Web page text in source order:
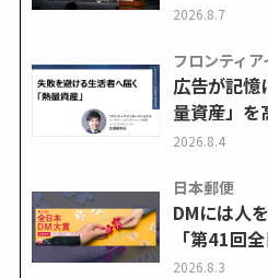
2026.8.7
フロンティ
広告が記憶
量資産」
2026.8.4
日本郵便
DMには人
「第41回
2026.8.3